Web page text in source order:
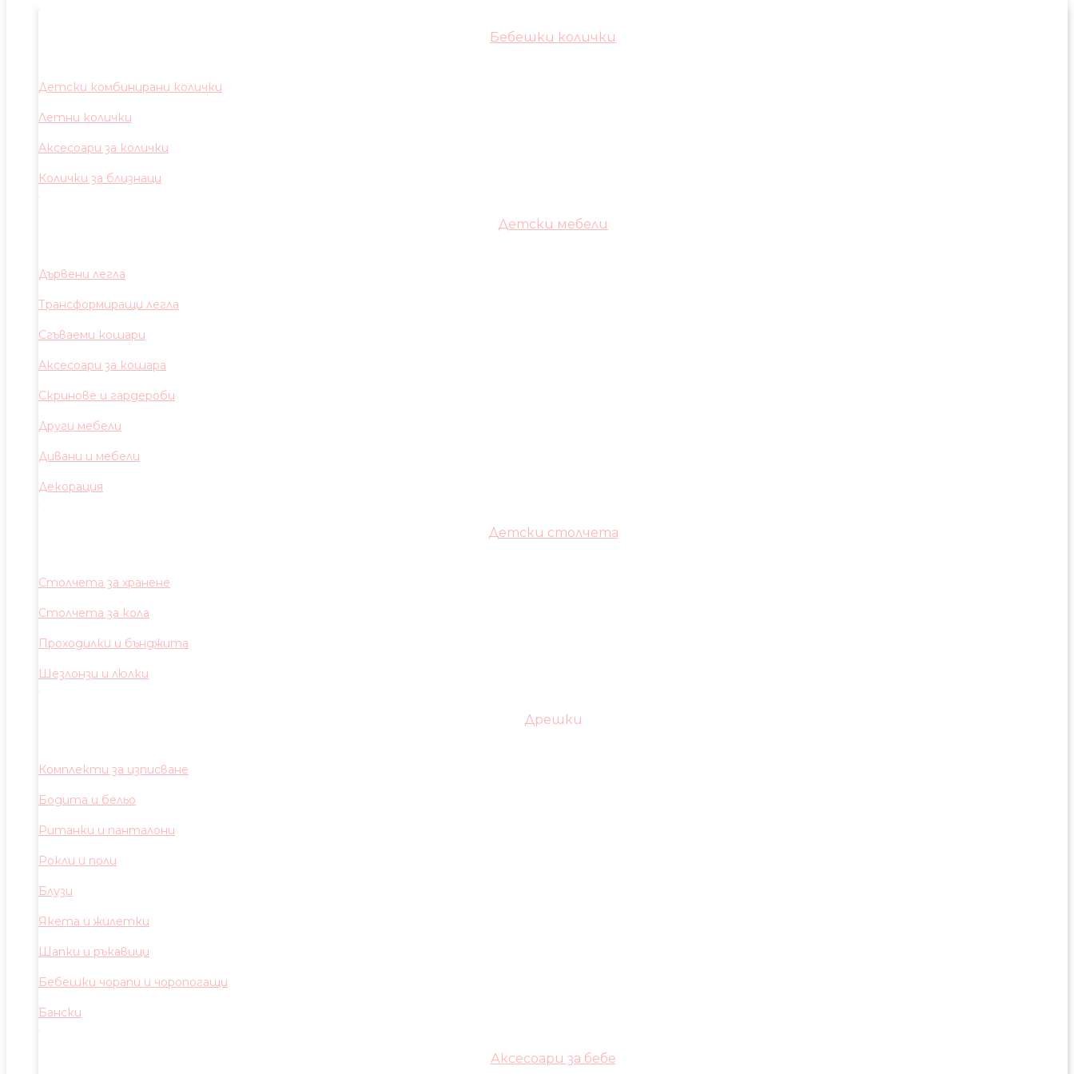
Бебешки колички
Детски комбинирани колички
Летни колички
Аксесоари за колички
Колички за близнаци
Детски мебели
Дървени легла
Трансформиращи легла
Сгъваеми кошари
Аксесоари за кошара
Скринове и гардероби
Други мебели
Дивани и мебели
Декорация
Детски столчета
Столчета за хранене
Столчета за кола
Проходилки и бънджита
Шезлонзи и люлки
Дрешки
Комплекти за изписване
Бодита и бельо
Ританки и панталони
Рокли и поли
Блузи
Якета и жилетки
Шапки и ръкавици
Бебешки чорапи и чоропогащи
Бански
Аксесоари за бебе